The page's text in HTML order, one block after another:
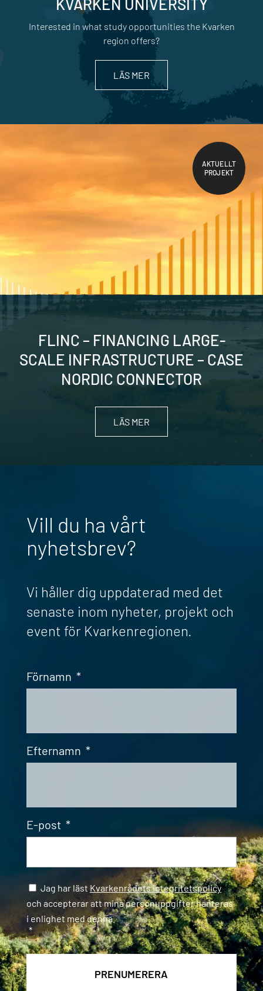
KVARKEN UNIVERSITY
Interested in what study opportunities the Kvarken
region offers?
LÄS MER
AKTUELLT
PROJEKT
FLINC – FINANCING LARGE-
SCALE INFRASTRUCTURE – CASE
NORDIC CONNECTOR
LÄS MER
Vill du ha vårt
nyhetsbrev?
Vi håller dig uppdaterad med det
senaste inom nyheter, projekt och
event för Kvarkenregionen.
Förnamn *
Efternamn *
E-post *
Samtycke *
Jag har läst Kvarkenrådets integritetspolicy
och accepterar att mina personuppgifter hanteras
i enlighet med denna.
*